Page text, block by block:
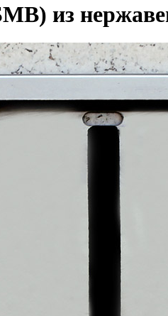
из